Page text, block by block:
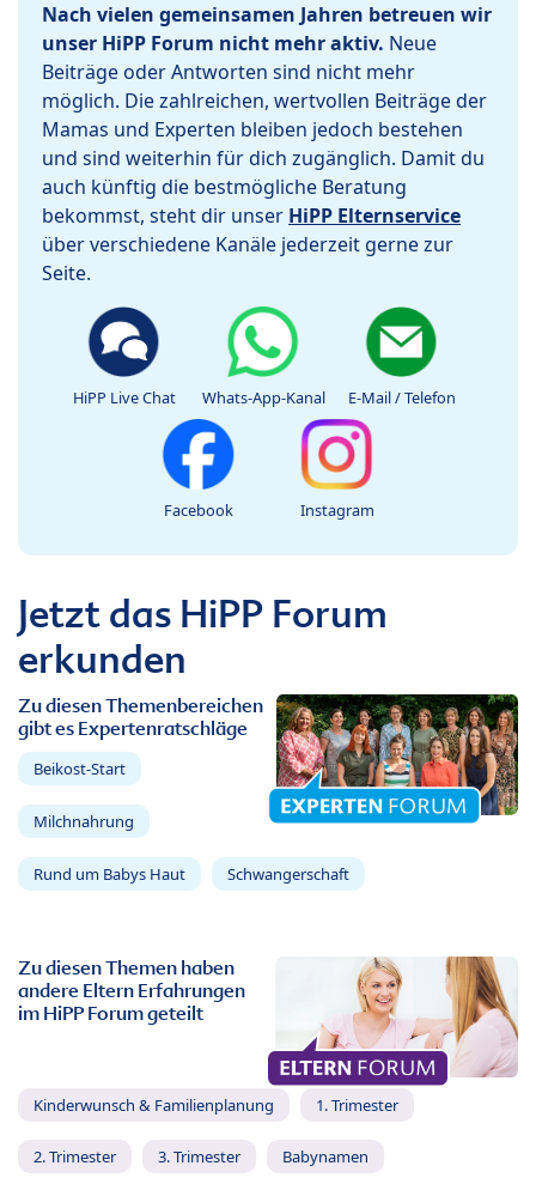
Nach vielen gemeinsamen Jahren betreuen wir
unser HiPP Forum nicht mehr aktiv. Neue
Beiträge oder Antworten sind nicht mehr
möglich. Die zahlreichen, wertvollen Beiträge der
Mamas und Experten bleiben jedoch bestehen
und sind weiterhin für dich zugänglich. Damit du
auch künftig die bestmögliche Beratung
bekommst, steht dir unser HiPP Elternservice
über verschiedene Kanäle jederzeit gerne zur
Seite.
HiPP Live Chat Whats-App-Kanal E-Mail / Telefon
Facebook Instagram
Jetzt das HiPP Forum
erkunden
Zu diesen Themenbereichen
gibt es Expertenratschläge
Beikost-Start
Milchnahrung
Rund um Babys Haut Schwangerschaft
Zu diesen Themen haben
andere Eltern Erfahrungen
im HiPP Forum geteilt
Kinderwunsch & Familienplanung 1. Trimester
2. Trimester 3. Trimester Babynamen